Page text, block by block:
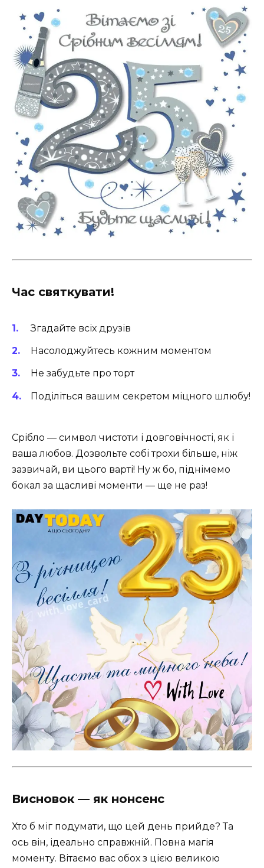
Час святкувати!
Згадайте всіх друзів
Насолоджуйтесь кожним моментом
Не забудьте про торт
Поділіться вашим секретом міцного шлюбу!
Срібло — символ чистоти і довговічності, як і
ваша любов. Дозвольте собі трохи більше, ніж
зазвичай, ви цього варті! Ну ж бо, піднімемо
бокал за щасливі моменти — ще не раз!
Висновок — як нонсенс
Хто б міг подумати, що цей день прийде? Та
ось він, ідеально справжній. Повна магія
моменту. Вітаємо вас обох з цією великою